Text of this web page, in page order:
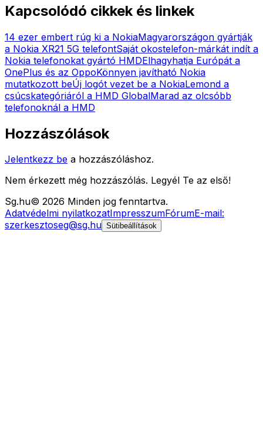
Kapcsolódó cikkek és linkek
14 ezer embert rúg ki a NokiaMagyarországon gyártják
a Nokia XR21 5G telefontSaját okostelefon-márkát indít a
Nokia telefonokat gyártó HMDElhagyhatja Európát a
OnePlus és az OppoKönnyen javítható Nokia
mutatkozott beÚj logót vezet be a NokiaLemond a
csúcskategóriáról a HMD GlobalMarad az olcsóbb
telefonoknál a HMD
Hozzászólások
Jelentkezz be a hozzászóláshoz.
Nem érkezett még hozzászólás. Legyél Te az első!
Sg.hu© 2026 Minden jog fenntartva.
Adatvédelmi nyilatkozatImpresszumFórumE-mail:
szerkesztoseg@sg.hu Sütibeállítások